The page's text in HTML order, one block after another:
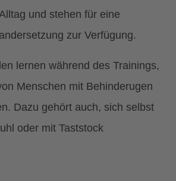
und stehen für eine
zur Verfügung.
lernen während des Trainings,
Menschen mit Behinderugen
Dazu gehört auch, sich selbst
oder mit Taststock